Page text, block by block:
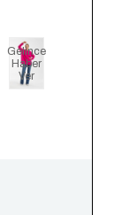
Gelince
Haber
Ver